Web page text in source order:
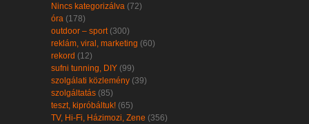
Nincs kategorizálva (72)
óra (178)
outdoor – sport(300)
reklám, viral, marketing (60)
rekord (12)
sufni tunning, DIY (99)
szolgálati közlemény (39)
szolgáltatás (85)
teszt, kipróbáltuk! (65)
TV, Hi-Fi, Házimozi, Zene (356)